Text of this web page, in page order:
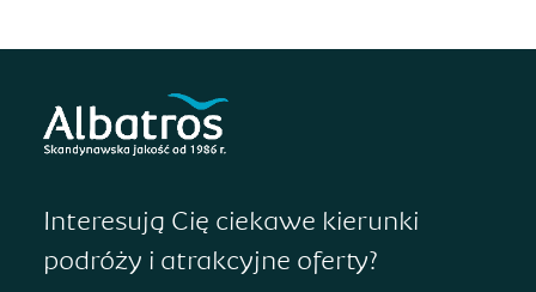
Interesują Cię ciekawe kierunki
podróży i atrakcyjne oferty?